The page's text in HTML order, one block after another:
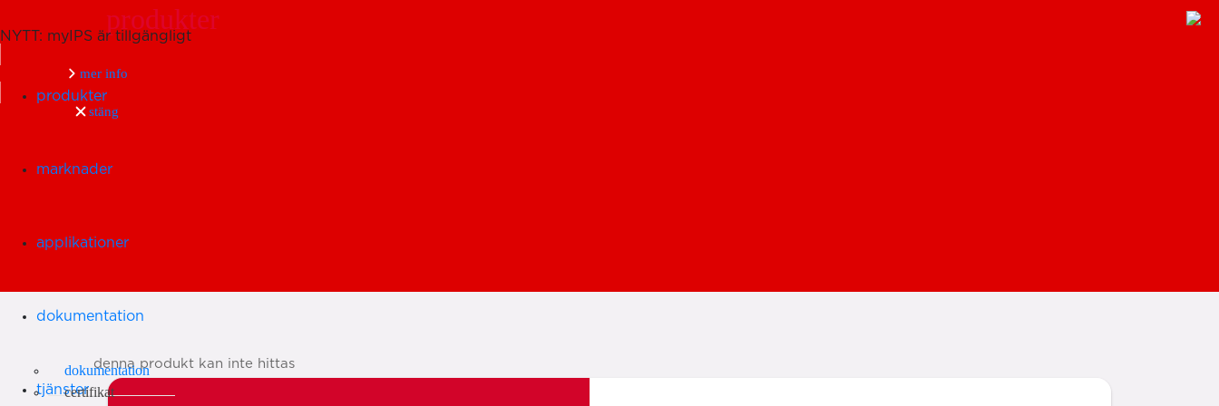
NYTT: myIPS är tillgängligt
mer info
stäng
produkter
marknader
applikationer
dokumentation
dokumentation
certifikat
tjänster
produkter
denna produkt kan inte hittas